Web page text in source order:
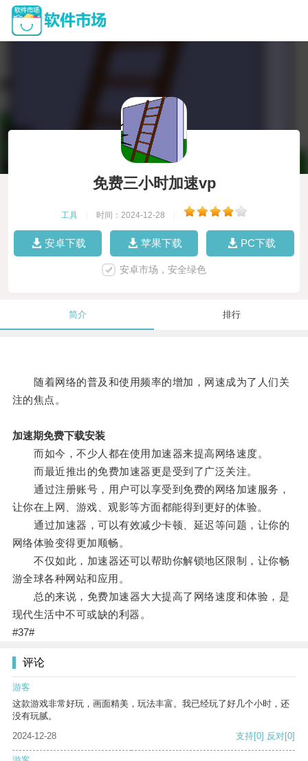
免费三小时加速vp
工具 时间：2024-12-28
安卓下载 苹果下载 PC下载
安卓市场，安全绿色
简介 排行
随着网络的普及和使用频率的增加，网速成为了人们关
注的焦点。
加速期免费下载安装
而如今，不少人都在使用加速器来提高网络速度。
而最近推出的免费加速器更是受到了广泛关注。
通过注册账号，用户可以享受到免费的网络加速服务，
让你在上网、游戏、观影等方面都能得到更好的体验。
通过加速器，可以有效减少卡顿、延迟等问题，让你的
网络体验变得更加顺畅。
不仅如此，加速器还可以帮助你解锁地区限制，让你畅
游全球各种网站和应用。
总的来说，免费加速器大大提高了网络速度和体验，是
现代生活中不可或缺的利器。
#37#
评论
游客
这款游戏非常好玩，画面精美，玩法丰富。我已经玩了好几个小时，还
没有玩腻。
2024-12-28
支持[0] 反对[0]